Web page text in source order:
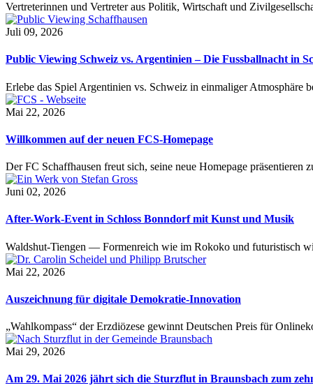
Vertreterinnen und Vertreter aus Politik, Wirtschaft und
Juli 09, 2026
Public Viewing Schweiz vs. Argentinien – Die Fussballnacht in
Erlebe das Spiel Argentinien vs. Schweiz in einmaliger
Mai 22, 2026
Willkommen auf der neuen FCS-Homepage
Der FC Schaffhausen freut sich, seine neue Homepage
Juni 02, 2026
After-Work-Event in Schloss Bonndorf mit Kunst und Musik
Waldshut-Tiengen — Formenreich wie im Rokoko und futuristisch
Mai 22, 2026
Auszeichnung für digitale Demokratie-Innovation
„Wahlkompass“ der Erzdiözese gewinnt Deutschen Preis für
Mai 29, 2026
Am 29. Mai 2026 jährt sich die Sturzflut in Braunsbach zum